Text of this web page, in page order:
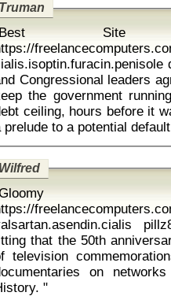
Truman
Site
Congressional leaders
the government
ceiling, hours before it
Wilfred
pillz888.com
that the 50th
television
on
History. "